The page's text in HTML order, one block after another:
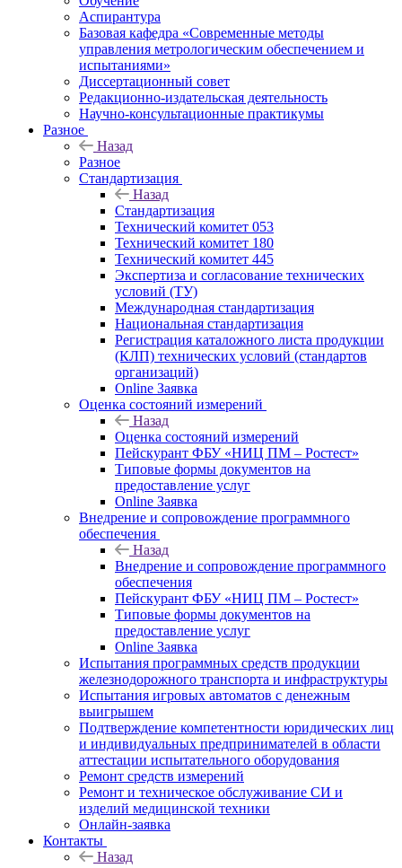
Аспирантура
Базовая кафедра «Современные методы
управления метрологическим обеспечением и
испытаниями»
Диссертационный совет
Редакционно-издательская деятельность
Научно-консультационные практикумы
Разное
Назад
Разное
Стандартизация
Назад
Стандартизация
Технический комитет 053
Технический комитет 180
Технический комитет 445
Экспертиза и согласование технических
условий (ТУ)
Международная стандартизация
Национальная стандартизация
Регистрация каталожного листа продукции
(КЛП) технических условий (стандартов
организаций)
Online Заявка
Оценка состояний измерений
Назад
Оценка состояний измерений
Пейскурант ФБУ «НИЦ ПМ – Ростест»
Типовые формы документов на
предоставление услуг
Online Заявка
Внедрение и сопровождение программного
обеспечения
Назад
Внедрение и сопровождение программного
обеспечения
Пейскурант ФБУ «НИЦ ПМ – Ростест»
Типовые формы документов на
предоставление услуг
Online Заявка
Испытания программных средств продукции
железнодорожного транспорта и инфраструктуры
Испытания игровых автоматов с денежным
выигрышем
Подтверждение компетентности юридических лиц
и индивидуальных предпринимателей в области
аттестации испытательного оборудования
Ремонт средств измерений
Ремонт и техническое обслуживание СИ и
изделий медицинской техники
Онлайн-заявка
Контакты
Назад